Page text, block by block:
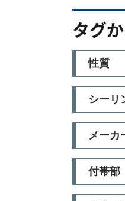
タグ
性質
シーリ
メーカ
付帯部